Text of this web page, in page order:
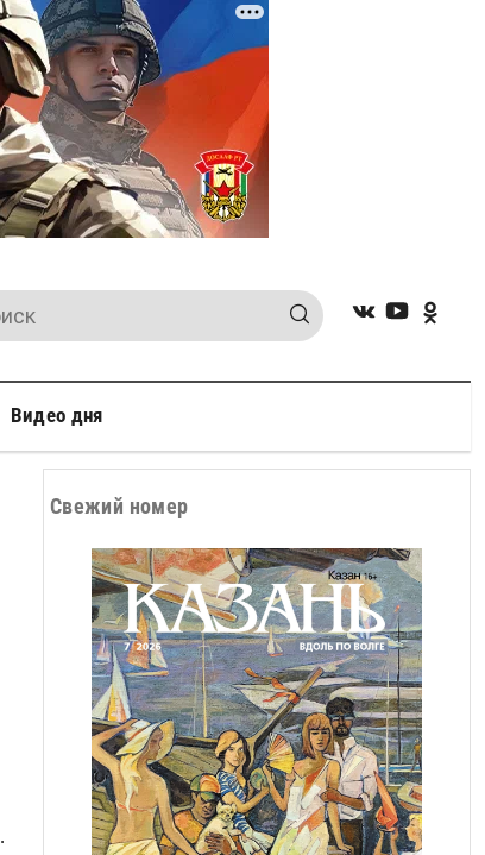
Видео дня
Свежий номер